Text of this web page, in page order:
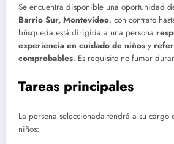
Se encuentra disponible una oportunidad
Barrio Sur, Montevideo, con contrato
búsqueda está dirigida a una persona
experiencia en cuidado de niños y
comprobables. Es requisito no fumar
Tareas principales
La persona seleccionada tendrá a su cargo
niños: